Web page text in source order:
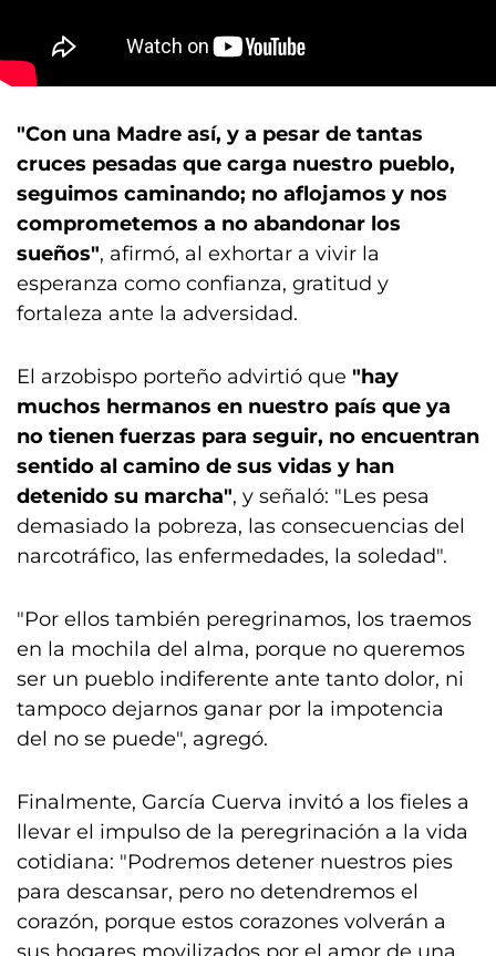
"Con una Madre así, y a pesar de tantas
cruces pesadas que carga nuestro pueblo,
seguimos caminando; no aflojamos y nos
comprometemos a no abandonar los
sueños", afirmó, al exhortar a vivir la
esperanza como confianza, gratitud y
fortaleza ante la adversidad.
El arzobispo porteño advirtió que "hay
muchos hermanos en nuestro país que ya
no tienen fuerzas para seguir, no encuentran
sentido al camino de sus vidas y han
detenido su marcha", y señaló: "Les pesa
demasiado la pobreza, las consecuencias del
narcotráfico, las enfermedades, la soledad".
"Por ellos también peregrinamos, los traemos
en la mochila del alma, porque no queremos
ser un pueblo indiferente ante tanto dolor, ni
tampoco dejarnos ganar por la impotencia
del no se puede", agregó.
Finalmente, García Cuerva invitó a los fieles a
llevar el impulso de la peregrinación a la vida
cotidiana: "Podremos detener nuestros pies
para descansar, pero no detendremos el
corazón, porque estos corazones volverán a